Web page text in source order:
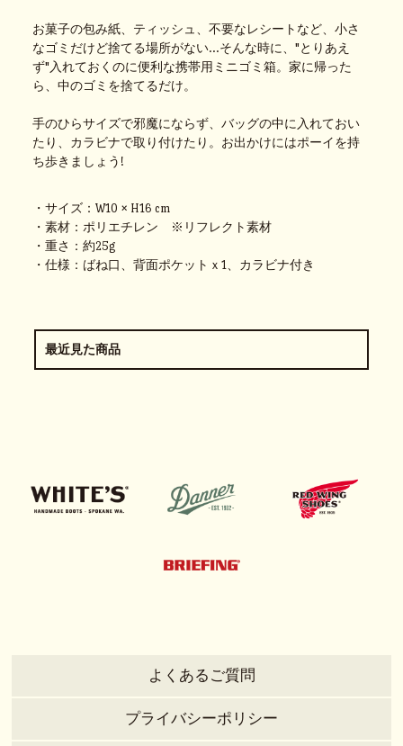
お菓子の包み紙、ティッシュ、不要なレシートなど、小さ
なゴミだけど捨てる場所がない...そんな時に、"とりあえ
ず"入れておくのに便利な携帯用ミニゴミ箱。家に帰った
ら、中のゴミを捨てるだけ。
手のひらサイズで邪魔にならず、バッグの中に入れておい
たり、カラビナで取り付けたり。お出かけにはポーイを持
ち歩きましょう!
・サイズ：W10 × H16 cm
・素材：ポリエチレン ※リフレクト素材
・重さ：約25g
・仕様：ばね口、背面ポケットｘ1、カラビナ付き
最近見た商品
よくあるご質問
プライバシーポリシー